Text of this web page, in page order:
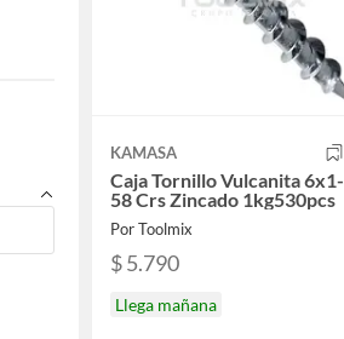
KAMASA
Caja Tornillo Vulcanita 6x1-
58 Crs Zincado 1kg530pcs
Por Toolmix
$ 5.790
Llega mañana